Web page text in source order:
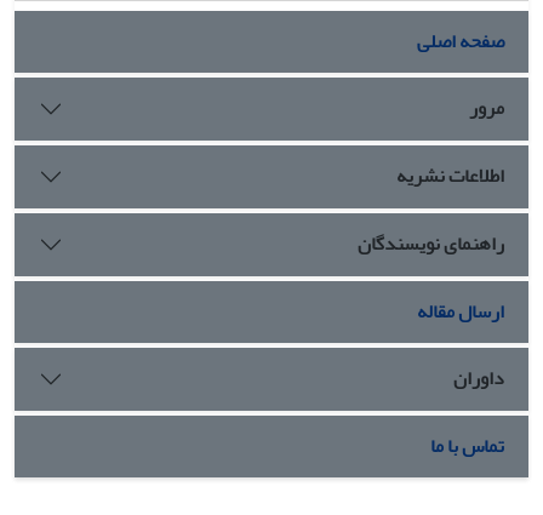
زمینه پویایی و شکوفایی هر چه بیشتر آنها را فراهم آورد.
صفحه اصلی
مرور
اطلاعات نشریه
راهنمای نویسندگان
ارسال مقاله
داوران
تماس با ما